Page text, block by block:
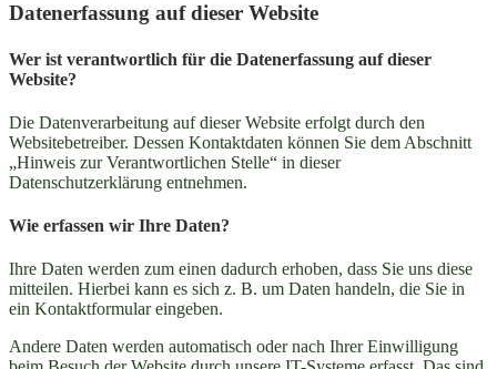
Datenerfassung auf dieser Website
Wer ist verantwortlich für die Datenerfassung auf dieser
Website?
Die Datenverarbeitung auf dieser Website erfolgt durch den
Websitebetreiber. Dessen Kontaktdaten können Sie dem Abschnitt
„Hinweis zur Verantwortlichen Stelle“ in dieser
Datenschutzerklärung entnehmen.
Wie erfassen wir Ihre Daten?
Ihre Daten werden zum einen dadurch erhoben, dass Sie uns diese
mitteilen. Hierbei kann es sich z. B. um Daten handeln, die Sie in
ein Kontaktformular eingeben.
Andere Daten werden automatisch oder nach Ihrer Einwilligung